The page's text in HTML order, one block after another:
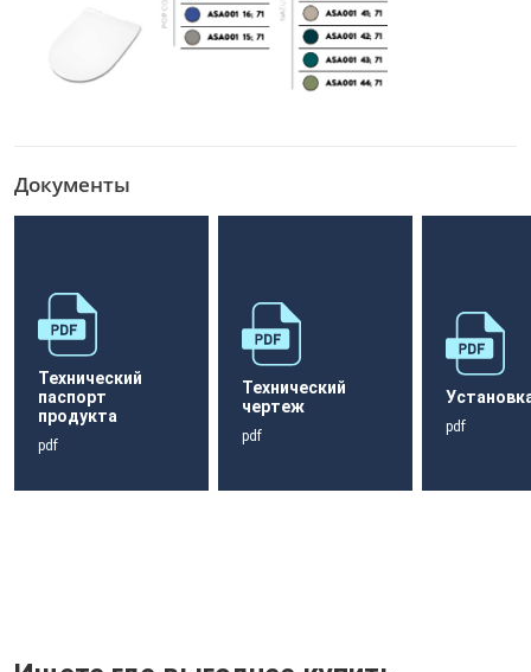
Документы
Технический
паспорт
продукта
pdf
Технический
чертеж
pdf
pdf